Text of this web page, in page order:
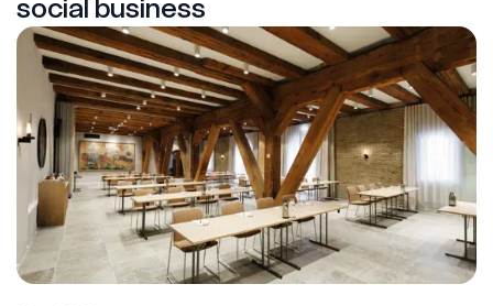
social business